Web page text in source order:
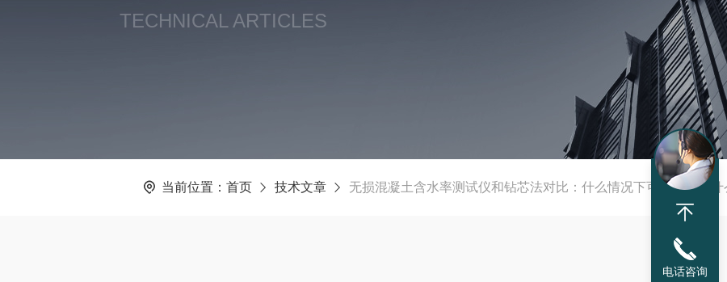
TECHNICAL ARTICLES
当前位置： 首页 技术文章 无损混凝土含水率测试仪和钻芯法对比：什么情况下可以替代，
电话咨询